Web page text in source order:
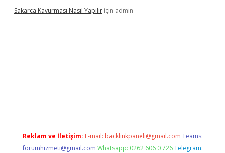
Sakarca Kavurması Nasıl Yapılır için admin
Reklam ve İletişim: E-mail: backlinkpaneli@gmail.com Teams:
forumhizmeti@gmail.com Whatsapp: 0262 606 0 726 Telegram: